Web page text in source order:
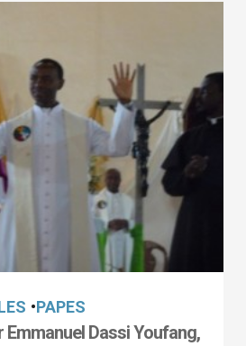
•PAPES
Emmanuel Dassi Youfang,